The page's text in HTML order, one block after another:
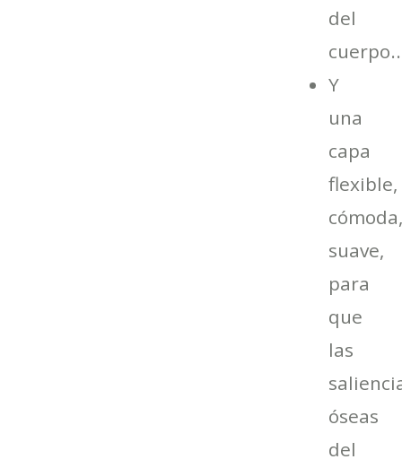
del
cuerpo..
Y
una
capa
flexible,
suave,
para
que
las
óseas
del